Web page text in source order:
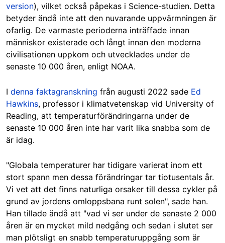
version), vilket också påpekas i Science-studien. Detta
betyder ändå inte att den nuvarande uppvärmningen är
ofarlig. De varmaste perioderna inträffade innan
människor existerade och långt innan den moderna
civilisationen uppkom och utvecklades under de
senaste 10 000 åren, enligt NOAA.
I denna faktagranskning från augusti 2022 sade Ed
Hawkins, professor i klimatvetenskap vid University of
Reading, att temperaturförändringarna under de
senaste 10 000 åren inte har varit lika snabba som de
är idag.
"Globala temperaturer har tidigare varierat inom ett
stort spann men dessa förändringar tar tiotusentals år.
Vi vet att det finns naturliga orsaker till dessa cykler på
grund av jordens omloppsbana runt solen", sade han.
Han tillade ändå att "vad vi ser under de senaste 2 000
åren är en mycket mild nedgång och sedan i slutet ser
man plötsligt en snabb temperaturuppgång som är